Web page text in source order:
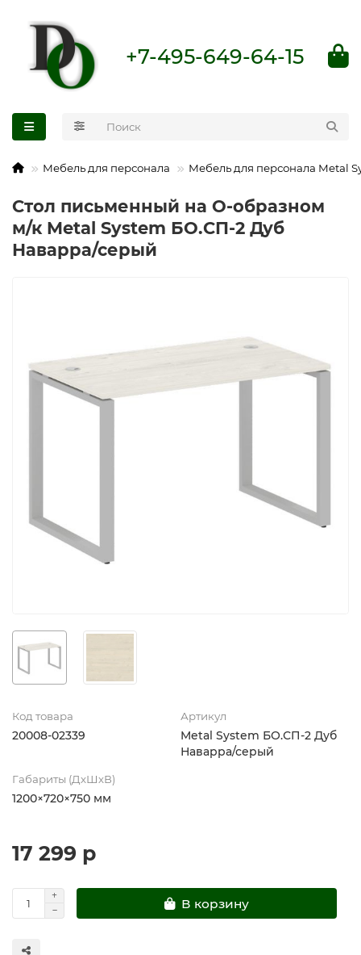
+7-495-649-64-15
Мебель для персонала Мебель для персонала Metal
Стол письменный на О-образном
м/к Metal System БО.СП-2 Дуб
Наварра/серый
Код товара
20008-02339
Артикул
Metal System БО.СП-2 Дуб
Наварра/серый
Габариты (ДхШхВ)
1200×720×750 мм
17 299 р
В корзину